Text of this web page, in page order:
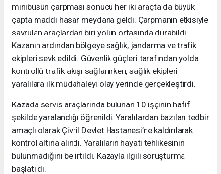
minibüsün çarpması sonucu her iki araçta da büyük
çapta maddi hasar meydana geldi. Çarpmanın etkisiyle
savrulan araçlardan biri yolun ortasında durabildi.
Kazanın ardından bölgeye sağlık, jandarma ve trafik
ekipleri sevk edildi. Güvenlik güçleri tarafından yolda
kontrollü trafik akışı sağlanırken, sağlık ekipleri
yaralılara ilk müdahaleyi olay yerinde gerçekleştirdi.
Kazada servis araçlarında bulunan 10 işçinin hafif
şekilde yaralandığı öğrenildi. Yaralılardan bazıları tedbir
amaçlı olarak Çivril Devlet Hastanesi’ne kaldırılarak
kontrol altına alındı. Yaralıların hayati tehlikesinin
bulunmadığını belirtildi. Kazayla ilgili soruşturma
başlatıldı.